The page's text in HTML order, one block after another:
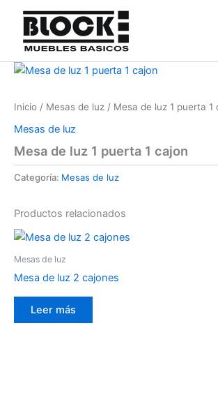
contenido
Inicio / Mesas de luz / Mesa de luz 1 puerta 1
Mesas de luz
Mesa de luz 1 puerta 1 cajon
Categoría: Mesas de luz
Productos relacionados
Mesas de luz
Mesa de luz 2 cajones
Leer más